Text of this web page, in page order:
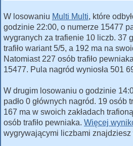
W losowaniu Multi Multi, które
godzinie 22:00, o numerze 15477
wygranych za trafienie 10 liczb. 37
trafiło wariant 5/5, a 192 ma na
Natomiast 227 osób trafiło
15477. Pula nagród wyniosła 501
W drugim losowaniu o godzinie
padło 0 głównych nagród. 19 osób
167 ma w swoich zakładach
osób trafiło pewniaka. Więcej
wygrywającymi liczbami znajdziesz